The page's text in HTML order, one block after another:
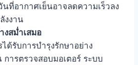
นที่อากาศเย็นอาจลดความเร็วลง
งงาน
งสม่ำเสมอ
ด้รับการบำรุงรักษาอย่าง
การตรวจสอบมอเตอร์ ระบบ